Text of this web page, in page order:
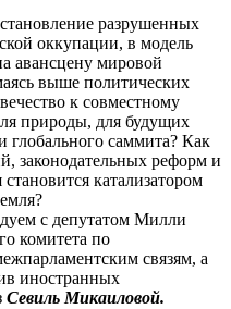
разрушенных
оккупации, в модель
авансцену мировой
выше политических
к совместному
природы, для будущих
глобального саммита? Как
законодательных реформ и
катализатором
с депутатом Милли
комитета по
связям, а
иностранных
Севиль Микаиловой.